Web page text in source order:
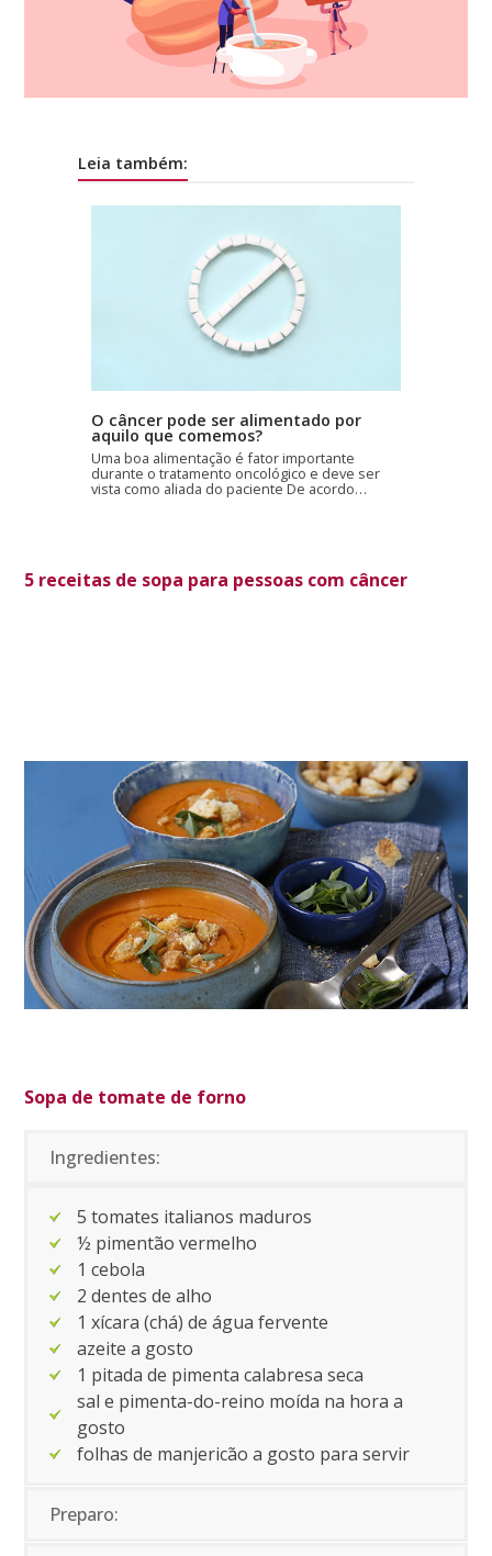
Leia também:
O câncer pode ser alimentado por
aquilo que comemos?
Uma boa alimentação é fator importante
durante o tratamento oncológico e deve ser
vista como aliada do paciente De acordo…
5 receitas de sopa para pessoas com câncer
Sopa de tomate de forno
Ingredientes:
5 tomates italianos maduros
½ pimentão vermelho
1 cebola
2 dentes de alho
1 xícara (chá) de água fervente
azeite a gosto
1 pitada de pimenta calabresa seca
sal e pimenta-do-reino moída na hora a
gosto
folhas de manjericão a gosto para servir
Preparo: